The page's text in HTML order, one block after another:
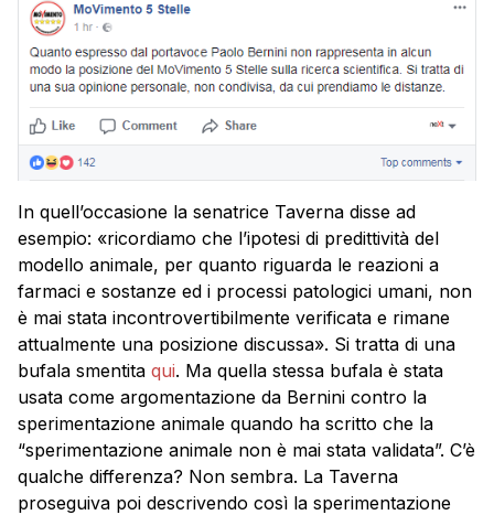
In quell’occasione la senatrice Taverna disse ad
esempio: «ricordiamo che l’ipotesi di predittività del
modello animale, per quanto riguarda le reazioni a
farmaci e sostanze ed i processi patologici umani, non
è mai stata incontrovertibilmente verificata e rimane
attualmente una posizione discussa». Si tratta di una
bufala smentita qui. Ma quella stessa bufala è stata
usata come argomentazione da Bernini contro la
sperimentazione animale quando ha scritto che la
“sperimentazione animale non è mai stata validata”. C’è
qualche differenza? Non sembra. La Taverna
proseguiva poi descrivendo così la sperimentazione